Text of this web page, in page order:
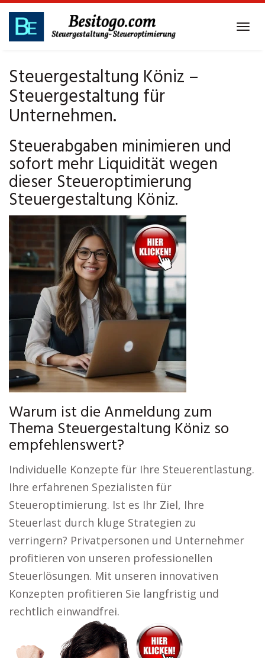
Skip
main
Steuergestaltung Köniz –
Steuergestaltung für
Unternehmen.
Steuerabgaben minimieren und
sofort mehr Liquidität wegen
dieser Steueroptimierung
Steuergestaltung Köniz.
Warum ist die Anmeldung zum
Thema Steuergestaltung Köniz so
empfehlenswert?
Individuelle Konzepte für Ihre Steuerentlastung.
Ihre erfahrenen Spezialisten für
Steueroptimierung. Ist es Ihr Ziel, Ihre
Steuerlast durch kluge Strategien zu
verringern? Privatpersonen und Unternehmer
profitieren von unseren professionellen
Steuerlösungen. Mit unseren innovativen
Konzepten profitieren Sie langfristig und
rechtlich einwandfrei.